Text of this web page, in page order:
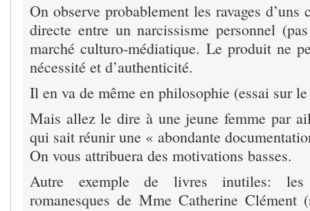
On observe probablement les ravages d’uns
directe entre un narcissisme personnel
marché culturo-médiatique. Le produit ne
nécessité et d’authenticité.
Il en va de même en philosophie (essai sur
Mais allez le dire à une jeune femme par
qui sait réunir une « abondante
On vous attribuera des motivations basses.
Autre exemple de livres inutiles: les
romanesques de Mme Catherine Clément